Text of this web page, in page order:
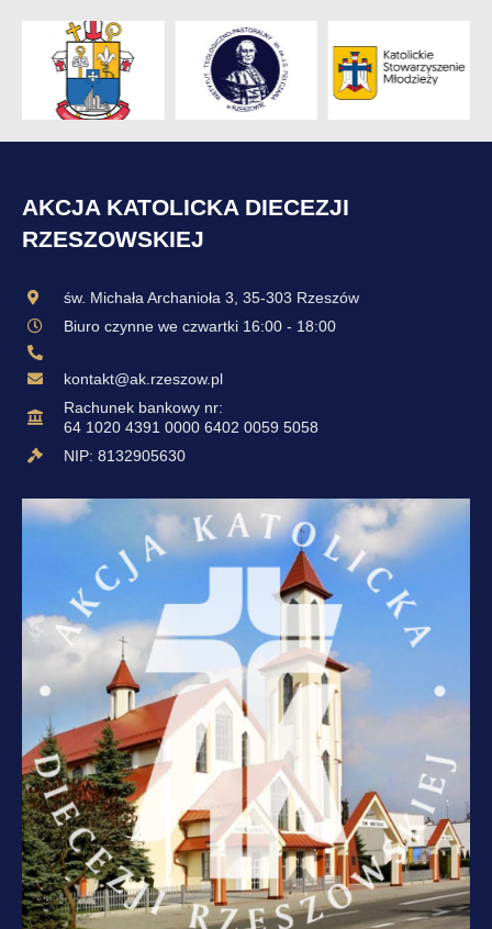
AKCJA KATOLICKA DIECEZJI
RZESZOWSKIEJ
św. Michała Archanioła 3, 35-303 Rzeszów
Biuro czynne we czwartki 16:00 - 18:00
kontakt@ak.rzeszow.pl
Rachunek bankowy nr:
64 1020 4391 0000 6402 0059 5058
NIP: 8132905630